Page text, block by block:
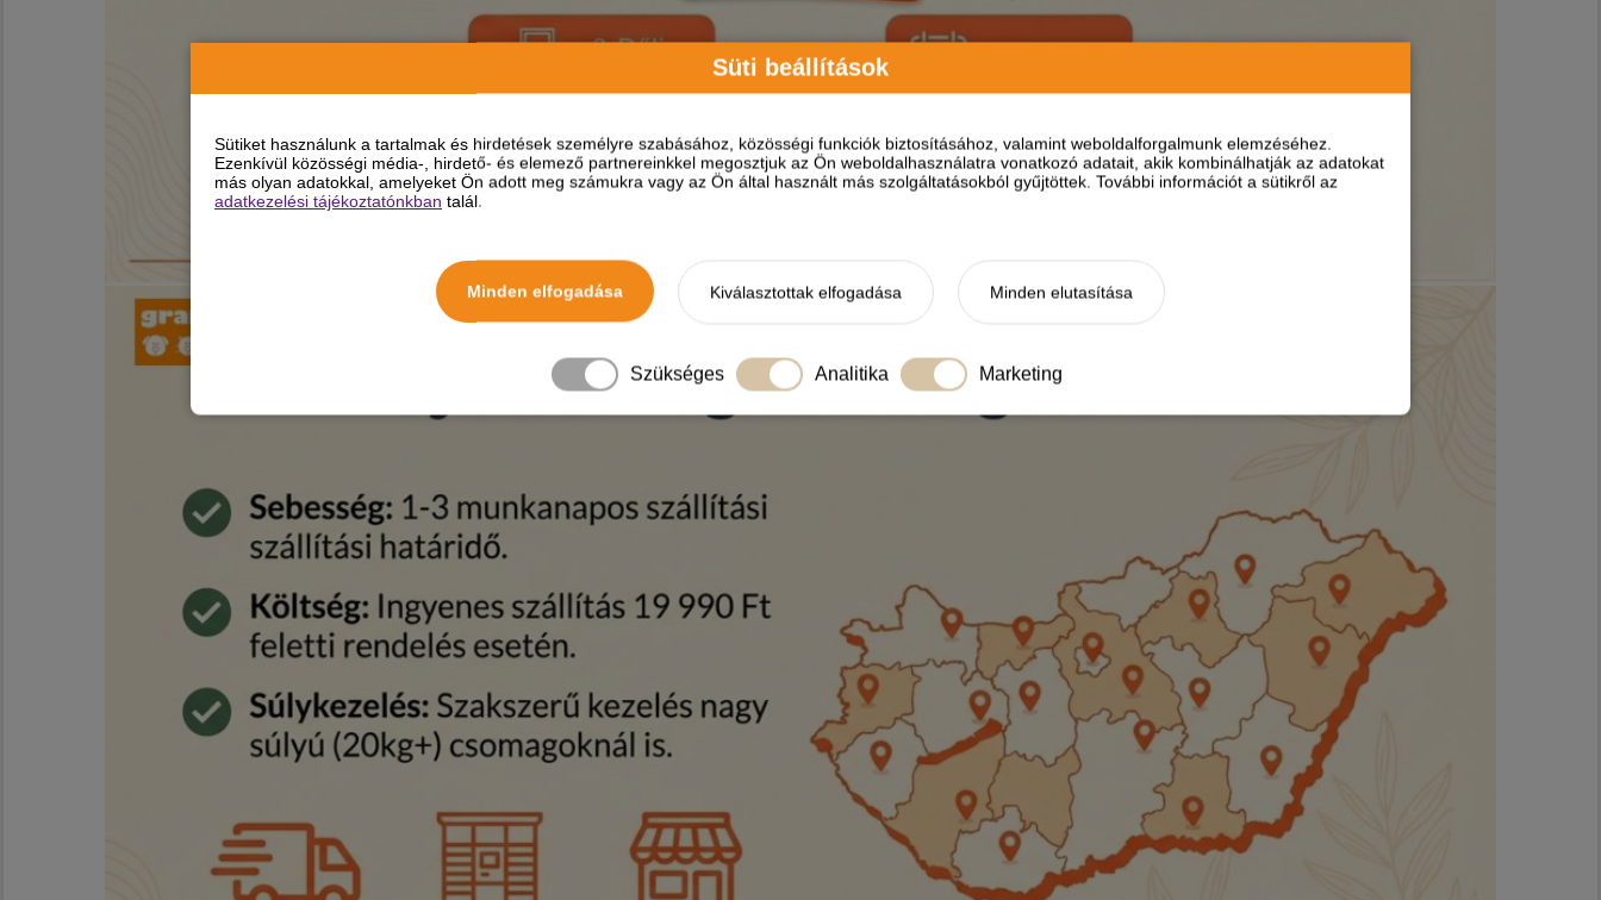
Süti beállítások
Sütiket használunk a tartalmak és hirdetések személyre szabásához, közösségi funkciók biztosításához, valamint weboldalforgalmunk elemzéséhez.
Ezenkívül közösségi média-, hirdető- és elemező partnereinkkel megosztjuk az Ön weboldalhasználatra vonatkozó adatait, akik kombinálhatják az adatokat
más olyan adatokkal, amelyeket Ön adott meg számukra vagy az Ön által használt más szolgáltatásokból gyűjtöttek. További információt a sütikről az
adatkezelési tájékoztatónkban talál.
Minden elfogadása Kiválasztottak elfogadása Minden elutasítása
Szükséges Analitika Marketing